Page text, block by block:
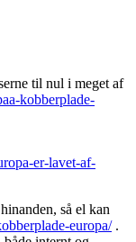
til nul i meget af
kobberplade-
er-lavet-af-
så el kan
europa/.